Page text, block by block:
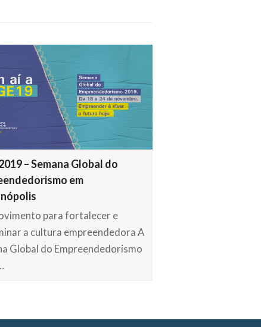
– Semana Global do
em
para fortalecer e
a cultura empreendedora A
Global do Empreendedorismo